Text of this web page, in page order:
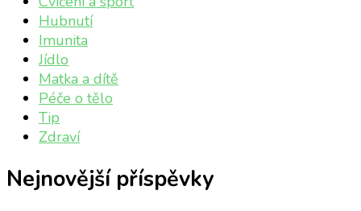
Hubnutí
Imunita
Jídlo
Matka a dítě
Péče o tělo
Tip
Zdraví
Nejnovější příspěvky